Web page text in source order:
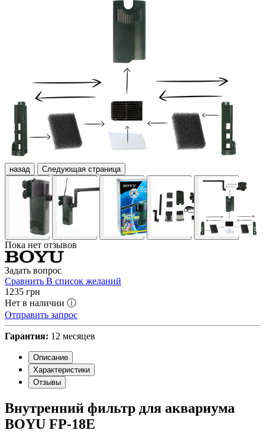
назад Следующая страница
Пока нет отзывов
Задать вопрос
Сравнить В список желаний
1235 грн
Нет в наличии ⓘ
Отправить запрос
Гарантия: 12 месяцев
Описание
Характеристики
Отзывы
Внутренний фильтр для аквариума
BOYU FP-18E